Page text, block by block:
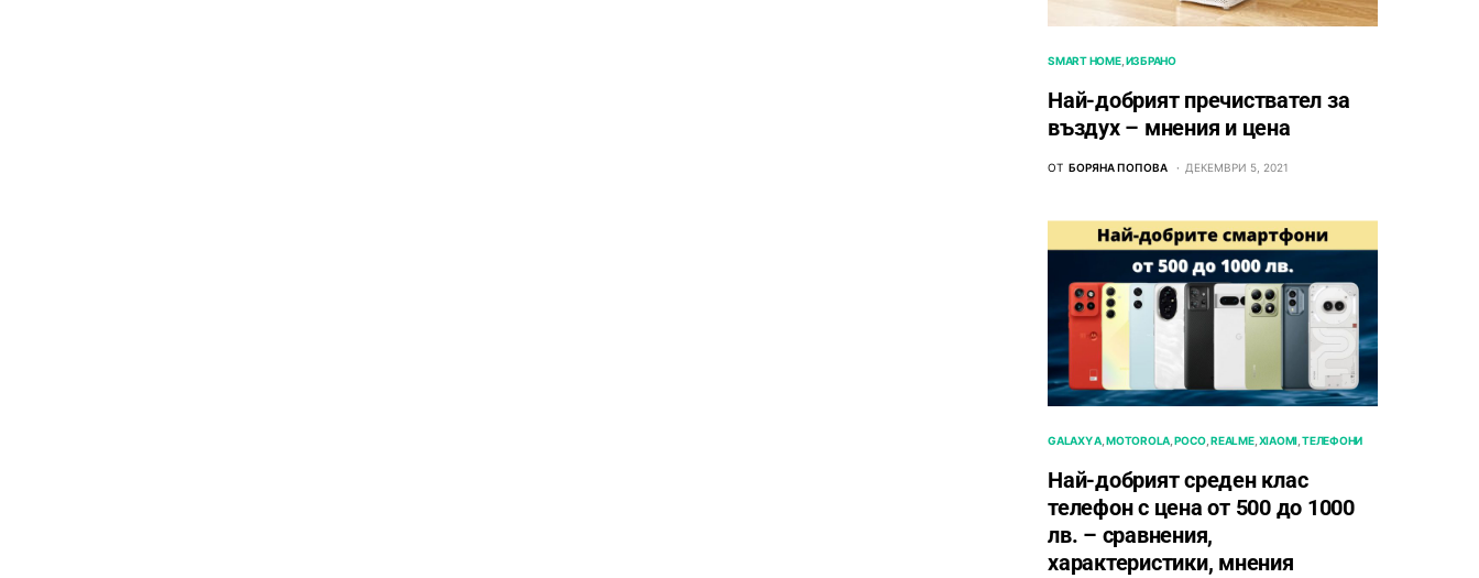
SMART HOME ИЗБРАНО
Най-добрият пречиствател за
въздух – мнения и цена
ОТ БОРЯНА ПОПОВА ДЕКЕМВРИ 5, 2021
GALAXY A MOTOROLA POCO REALME XIAOMI ТЕЛЕФОНИ
Най-добрият среден клас
телефон с цена от 500 до 1000
лв. – сравнения,
характеристики, мнения